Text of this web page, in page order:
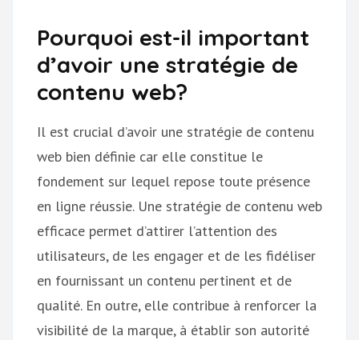
Pourquoi est-il important
d’avoir une stratégie de
contenu web?
Il est crucial d’avoir une stratégie de contenu
web bien définie car elle constitue le
fondement sur lequel repose toute présence
en ligne réussie. Une stratégie de contenu web
efficace permet d’attirer l’attention des
utilisateurs, de les engager et de les fidéliser
en fournissant un contenu pertinent et de
qualité. En outre, elle contribue à renforcer la
visibilité de la marque, à établir son autorité